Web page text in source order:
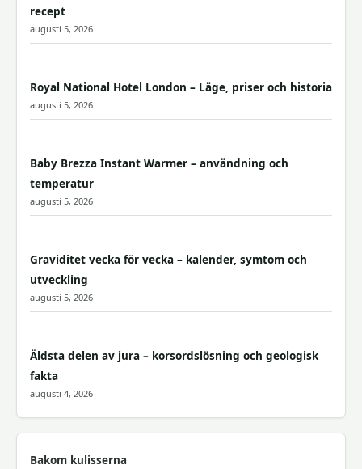
recept
augusti 5, 2026
Royal National Hotel London – Läge, priser och historia
augusti 5, 2026
Baby Brezza Instant Warmer – användning och
temperatur
augusti 5, 2026
Graviditet vecka för vecka – kalender, symtom och
utveckling
augusti 5, 2026
Äldsta delen av jura – korsordslösning och geologisk
fakta
augusti 4, 2026
Bakom kulisserna